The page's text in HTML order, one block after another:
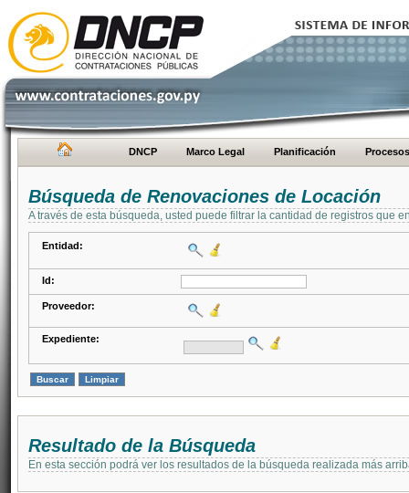
DNCP Marco Legal Planificación Procesos
Búsqueda de Renovaciones de Locación
A través de esta búsqueda, usted puede filtrar la cantidad de registros que
Entidad:
Id:
Proveedor:
Expediente:
Resultado de la Búsqueda
En esta sección podrá ver los resultados de la búsqueda realizada más